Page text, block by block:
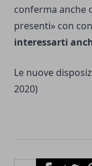
conferma anche
presenti» con
interessarti
Le nuove
2020)